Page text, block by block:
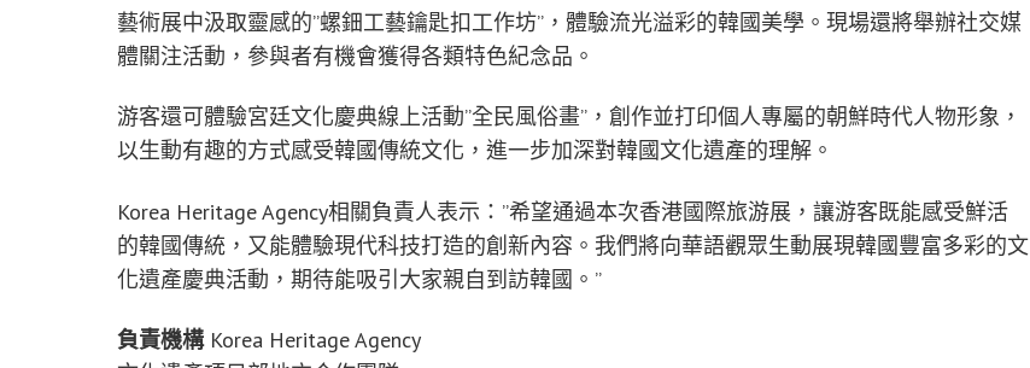
藝術展中汲取靈感的”螺鈿工藝鑰匙扣工作坊”，體驗流光溢彩的韓國美學。現場還將舉辦社交媒
體關注活動，參與者有機會獲得各類特色紀念品。
游客還可體驗宮廷文化慶典線上活動”全民風俗畫”，創作並打印個人專屬的朝鮮時代人物形象，
以生動有趣的方式感受韓國傳統文化，進一步加深對韓國文化遺產的理解。
Korea Heritage Agency相關負責人表示：”希望通過本次香港國際旅游展，讓游客既能感受鮮活
的韓國傳統，又能體驗現代科技打造的創新內容。我們將向華語觀眾生動展現韓國豐富多彩的文
化遺產慶典活動，期待能吸引大家親自到訪韓國。”
負責機構Korea Heritage Agency